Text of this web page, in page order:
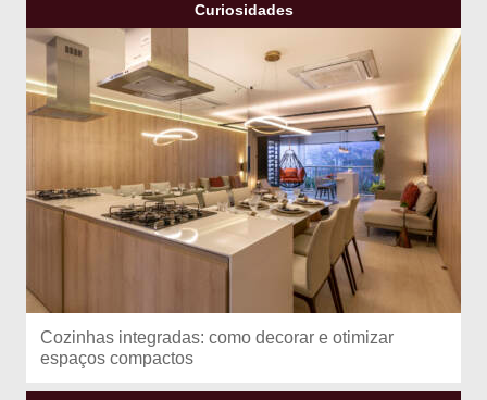
Curiosidades
Cozinhas integradas: como decorar e otimizar
espaços compactos